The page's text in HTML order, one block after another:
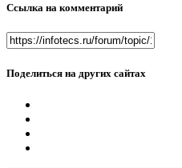
Ссылка на комментарий
Поделиться на других сайтах